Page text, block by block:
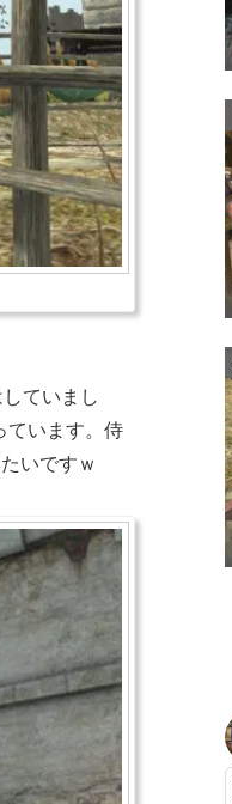
ていまし
ています。侍
いですｗ